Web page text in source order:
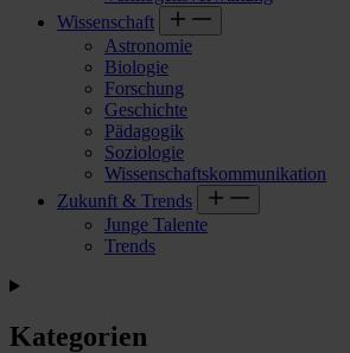
Wissenschaft
Astronomie
Biologie
Forschung
Geschichte
Pädagogik
Soziologie
Wissenschaftskommunikation
Zukunft & Trends
Junge Talente
Trends
Kategorien